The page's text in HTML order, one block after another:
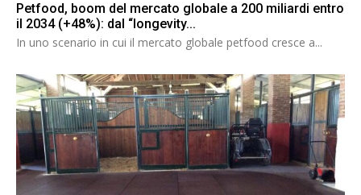
Petfood, boom del mercato globale a 200 miliardi entro
il 2034 (+48%): dal “longevity...
In uno scenario in cui il mercato globale petfood cresce a...